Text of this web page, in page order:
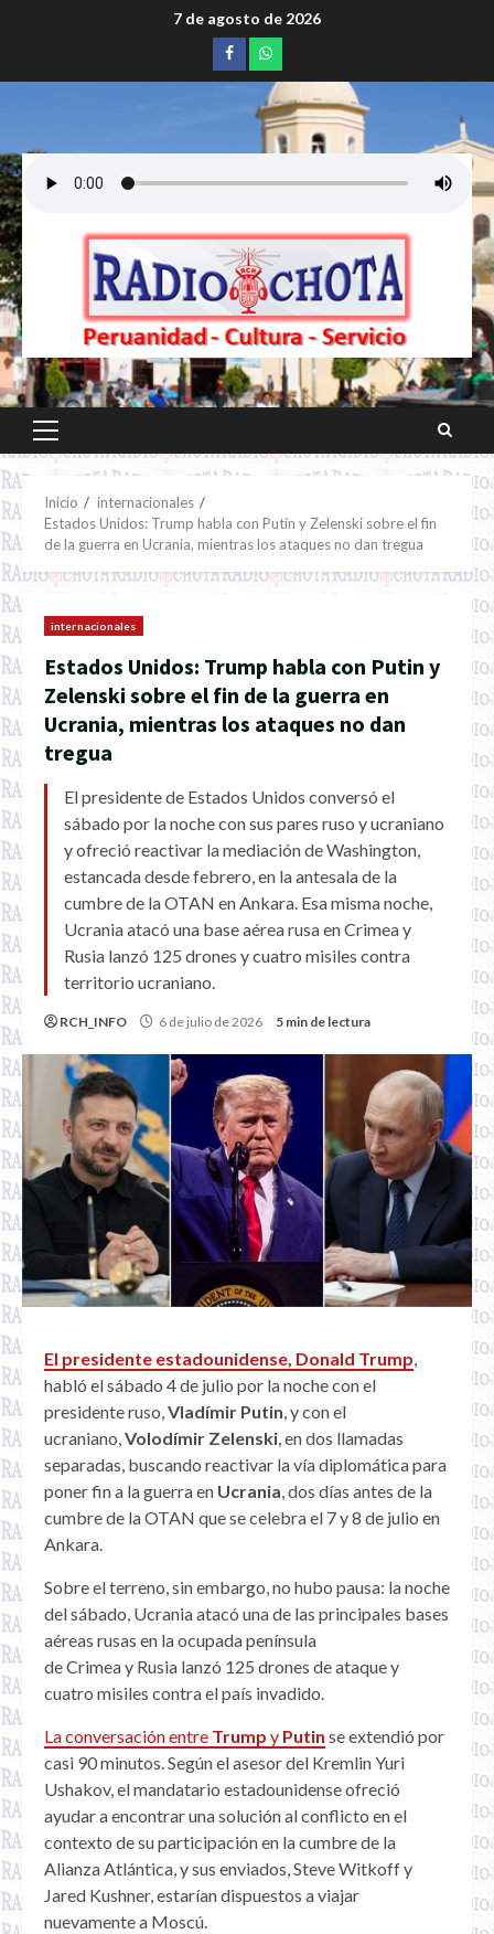
7 de agosto de 2026
Facebookwhatsapp
Menú
principal
Inicio
internacionales
Estados Unidos: Trump habla con Putin y Zelenski sobre el fin
de la guerra en Ucrania, mientras los ataques no dan tregua
internacionales
Estados Unidos: Trump habla con Putin y
Zelenski sobre el fin de la guerra en
Ucrania, mientras los ataques no dan
tregua
El presidente de Estados Unidos conversó el
sábado por la noche con sus pares ruso y ucraniano
y ofreció reactivar la mediación de Washington,
estancada desde febrero, en la antesala de la
cumbre de la OTAN en Ankara. Esa misma noche,
Ucrania atacó una base aérea rusa en Crimea y
Rusia lanzó 125 drones y cuatro misiles contra
territorio ucraniano.
RCH_INFO 6 de julio de 2026 5 min de lectura
El presidente estadounidense, Donald Trump,
habló el sábado 4 de julio por la noche con el
presidente ruso,Vladímir Putin, y con el
ucraniano,Volodímir Zelenski, en dos llamadas
separadas, buscando reactivar la vía diplomática para
poner fin a la guerra en Ucrania, dos días antes de la
cumbre de la OTAN que se celebra el 7 y 8 de julio en
Ankara.
Sobre el terreno, sin embargo, no hubo pausa: la noche
del sábado, Ucrania atacó una de las principales bases
aéreas rusas en la ocupada península
de Crimea y Rusia lanzó 125 drones de ataque y
cuatro misiles contra el país invadido.
La conversación entre Trump y Putin se extendió por
casi 90 minutos. Según el asesor del Kremlin Yuri
Ushakov, el mandatario estadounidense ofreció
ayudar a encontrar una solución al conflicto en el
contexto de su participación en la cumbre de la
Alianza Atlántica, y sus enviados, Steve Witkoff y
Jared Kushner, estarían dispuestos a viajar
nuevamente a Moscú.